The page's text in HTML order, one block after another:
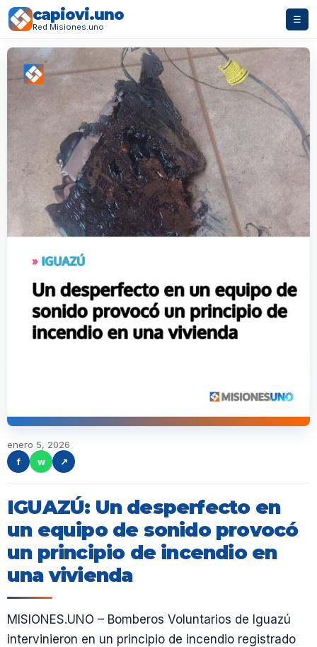
capiovi.uno
Red Misiones.uno
☰
enero 5, 2026
f
w ↗
IGUAZÚ: Un desperfecto en
un equipo de sonido provocó
un principio de incendio en
una vivienda
MISIONES.UNO – Bomberos Voluntarios de Iguazú
intervinieron en un principio de incendio registrado